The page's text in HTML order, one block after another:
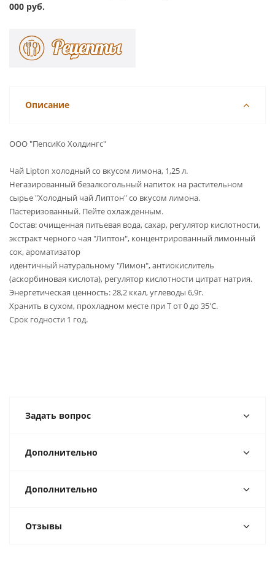
000 руб.
Описание
ООО "ПепсиКо Холдингс"
Чай Lipton холодный со вкусом лимона, 1,25 л.
Негазированный безалкогольный напиток на растительном
сырье "Холодный чай Липтон" со вкусом лимона.
Пастеризованный. Пейте охлажденным.
Состав: очищенная питьевая вода, сахар, регулятор кислотности,
экстракт черного чая "Липтон", концентрированный лимонный
сок, ароматизатор
идентичный натуральному "Лимон", антиокислитель
(аскорбиновая кислота), регулятор кислотности цитрат натрия.
Энергетическая ценность: 28,2 ккал, углеводы 6,9г.
Хранить в сухом, прохладном месте при Т от 0 до 35'C.
Срок годности 1 год.
Задать вопрос
Дополнительно
Дополнительно
Отзывы